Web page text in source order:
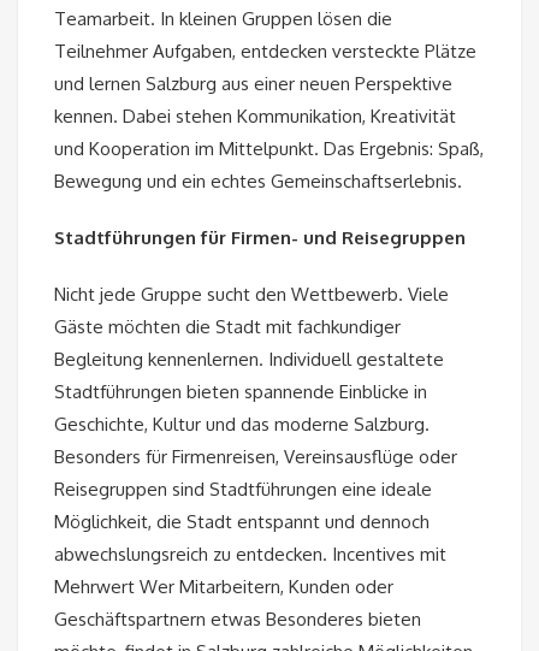
Teamarbeit. In kleinen Gruppen lösen die
Teilnehmer Aufgaben, entdecken versteckte Plätze
und lernen Salzburg aus einer neuen Perspektive
kennen. Dabei stehen Kommunikation, Kreativität
und Kooperation im Mittelpunkt. Das Ergebnis: Spaß,
Bewegung und ein echtes Gemeinschaftserlebnis.
Stadtführungen für Firmen- und Reisegruppen
Nicht jede Gruppe sucht den Wettbewerb. Viele
Gäste möchten die Stadt mit fachkundiger
Begleitung kennenlernen. Individuell gestaltete
Stadtführungen bieten spannende Einblicke in
Geschichte, Kultur und das moderne Salzburg.
Besonders für Firmenreisen, Vereinsausflüge oder
Reisegruppen sind Stadtführungen eine ideale
Möglichkeit, die Stadt entspannt und dennoch
abwechslungsreich zu entdecken. Incentives mit
Mehrwert Wer Mitarbeitern, Kunden oder
Geschäftspartnern etwas Besonderes bieten